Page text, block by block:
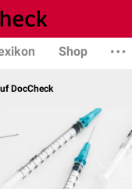
Shop
DocCheck